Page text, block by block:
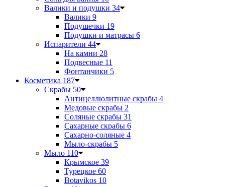
Валики и подушки 34
Валики 9
Подушечки 19
Подушки и матрасы 6
Испарители 44
На камни 28
Подвесные 11
Фонтанчики 5
Косметика 187
Скрабы 50
Антицеллюлитные скрабы 4
Медовые скрабы 2
Соляные скрабы 31
Сахарные скрабы 6
Сахарно-соляные 4
Мыло-скрабы 5
Мыло 110
Крымское 39
Турецкое 60
Botavikos 10